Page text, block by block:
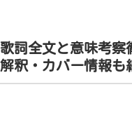
詞全文と意味考察
釈・カバー情報も